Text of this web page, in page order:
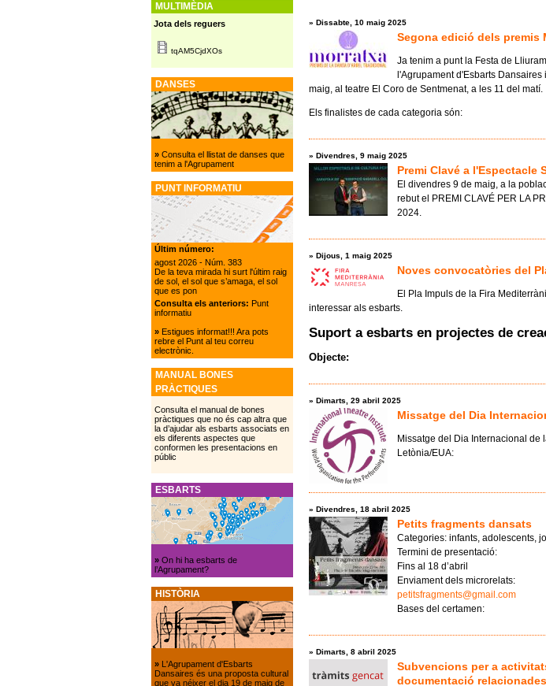
» Dissabte, 10 maig 2025
Segona edició dels premis
Ja tenim a punt la Festa de
l'Agrupament d'Esbarts
maig, al teatre El Coro de Sentmenat, a les 11 del matí.
Els finalistes de cada categoria són:
» Divendres, 9 maig 2025
Premi Clavé a l'Espectacle
El divendres 9 de maig, a la
rebut el PREMI CLAVÉ PER LA
2024.
» Dijous, 1 maig 2025
Noves convocatòries del
El Pla Impuls de la Fira
interessar als esbarts.
Suport a esbarts en projectes de
Objecte:
» Dimarts, 29 abril 2025
Missatge del Dia
Missatge del Dia Internacional de
Letònia/EUA:
» Divendres, 18 abril 2025
Petits fragments dansats
Categories: infants, adolescents,
Termini de presentació:
Fins al 18 d’abril
Enviament dels microrelats:
petitsfragments@gmail.com
Bases del certamen:
» Dimarts, 8 abril 2025
Subvencions per a
documentació
MULTIMÈDIA
Jota dels reguers
tqAM5CjdXOs
DANSES
»Consulta el llistat de danses que
tenim a l'Agrupament
PUNT INFORMATIU
Últim número:
agost 2026 - Núm. 383
De la teva mirada hi surt l'últim raig
de sol, el sol que s’amaga, el sol
que es pon
Consulta els anteriors: Punt
informatiu
»Estigues informat!!! Ara pots
rebre el Punt al teu correu
electrònic.
MANUAL BONES
PRÀCTIQUES
Consulta el manual de bones
pràctiques que no és cap altra que
la d’ajudar als esbarts associats en
els diferents aspectes que
conformen les presentacions en
públic
ESBARTS
»On hi ha esbarts de
l’Agrupament?
HISTÒRIA
» L'Agrupament d'Esbarts
Dansaires és una proposta cultural
que va néixer el dia 19 de maig de